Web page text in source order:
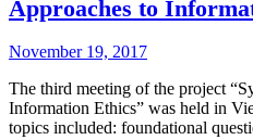
Approaches to
November 19, 2017
The third meeting of the project
Information Ethics” was held in
topics included: foundational